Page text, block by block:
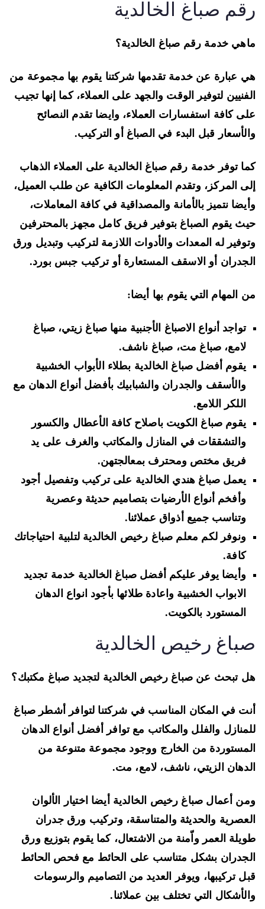
صباغ الخالدية
خدمة رقم صباغ الخالدية؟
عبارة عن خدمة تقدمها شركتنا يقوم بها مجموعة من
لتوفير الوقت والجهد على العملاء، كما إنها تجيب
كافة استفسارات العملاء، وايضا تقدم النصائح
قبل البدء في الصباغ أو التركيب.
توفر خدمة رقم صباغ الخالدية على العملاء الذهاب
المركز، وتقدم المعلومات الكافية عن طلب العميل،
نتميز بالأمانة والمصداقية في كافة المعاملات،
يقوم الصباغ بتوفير فريق كامل مجهز بالمحترفين
له المعدات والأدوات اللازمة لتركيب وتبديل ورق
أو الاسقف المستعارة أو تركيب جبس بورد.
المهام التي يقوم بها أيضا:
تواجد أنواع الاصباغ الأجنبية منها صباغ زيتي، صباغ
لامع، صباغ مت، صباغ ناشف.
يقوم أفضل صباغ الخالدية بطلاء الأبواب الخشبية
والأسقف والجدران والشبابيك بأفضل أنواع الدهان مع
اللكر اللامع.
يقوم صباغ الكويت باصلاح كافة الأعطال والكسور
والتشققات في المنازل والمكاتب والغرف على يد
فريق مختص ومحترف بمعالجتهن.
يعمل صباغ هندي الخالدية على تركيب وتفصيل أجود
وأفخم أنواع الأرضيات بتصاميم حديثة وعصرية
وتناسب جميع أذواق عملائنا.
ونوفر لكم معلم صباغ رخيص الخالدية لتلبية احتياجاتك
كافة.
وأيضا يوفر عليكم أفضل صباغ الخالدية خدمة تجديد
الابواب الخشبية واعادة طلائها بأجود انواع الدهان
المستورد بالكويت.
رخيص الخالدية
تبحث عن صباغ رخيص الخالدية لتجديد صباغ مكتبك؟
في المكان المناسب في شركتنا لتوافر أشطر صباغ
والفلل والمكاتب مع توافر أفضل أنواع الدهان
من الخارج ووجود مجموعة متنوعة من
الزيتي، ناشف، لامع، مت.
أعمال صباغ رخيص الخالدية أيضا اختيار الألوان
والحديثة والمتناسقة، وتركيب ورق جدران
العمر واّمنة من الاشتعال، كما يقوم بتوزيع ورق
بشكل متناسب على الحائط مع فحص الحائط
تركيبها، ويوفر العديد من التصاميم والرسومات
التي تختلف بين عملائنا.